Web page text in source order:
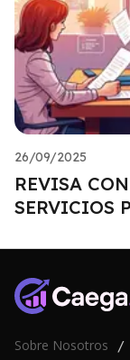
26/09/2025
REVISA
SERVICIOS
Sobre Nosotros /